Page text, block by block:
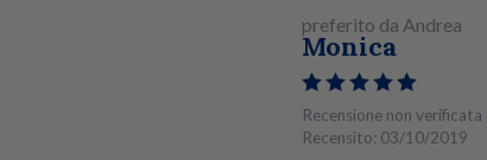
preferito da Andrea
Monica
Recensione non verificata
Recensito: 03/10/2019